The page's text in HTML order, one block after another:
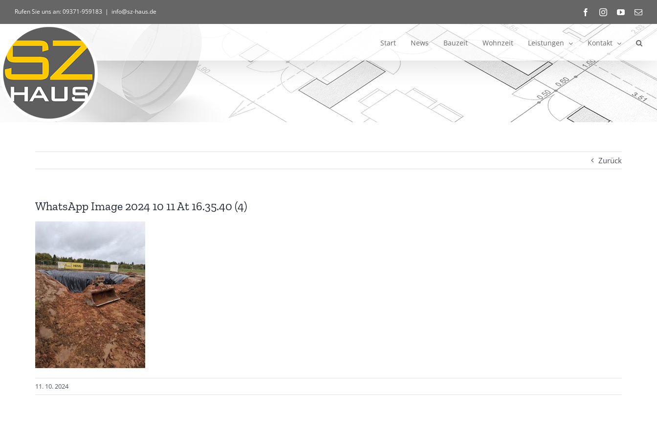
springen
Rufen Sie uns an: 09371-959183 | info@sz-haus.de FacebookInstagramYouTube
E-
Start News Bauzeit Wohnzeit Leistungen Kontakt
Zurück
WhatsApp Image 2024 10 11 At 16.35.40 (4)
11. 10. 2024